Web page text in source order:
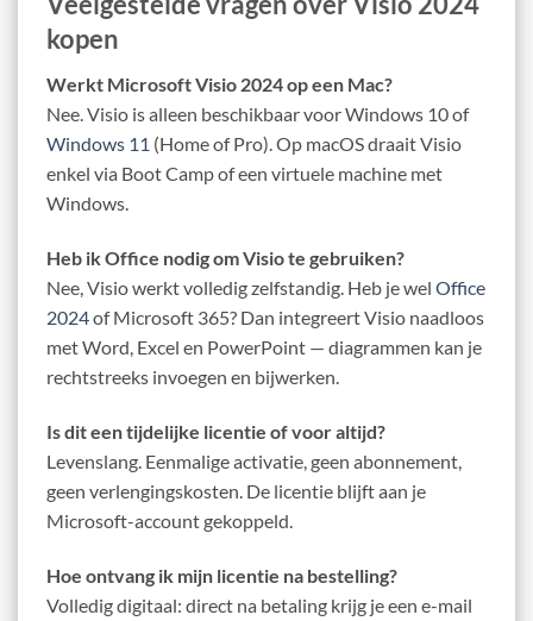
kopen
Werkt Microsoft Visio 2024 op een Mac?
Nee. Visio is alleen beschikbaar voor Windows 10 of
Windows 11 (Home of Pro). Op macOS draait Visio
enkel via Boot Camp of een virtuele machine met
Windows.
Heb ik Office nodig om Visio te gebruiken?
Nee, Visio werkt volledig zelfstandig. Heb je wel Office
2024of Microsoft 365? Dan integreert Visio naadloos
met Word, Excel en PowerPoint — diagrammen kan je
rechtstreeks invoegen en bijwerken.
Is dit een tijdelijke licentie of voor altijd?
Levenslang. Eenmalige activatie, geen abonnement,
geen verlengingskosten. De licentie blijft aan je
Microsoft-account gekoppeld.
Hoe ontvang ik mijn licentie na bestelling?
Volledig digitaal: direct na betaling krijg je een e-mail